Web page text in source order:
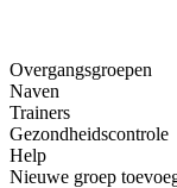
Overgangsgroepen
Naven
Trainers
Gezondheidscontrole
Help
Nieuwe groep